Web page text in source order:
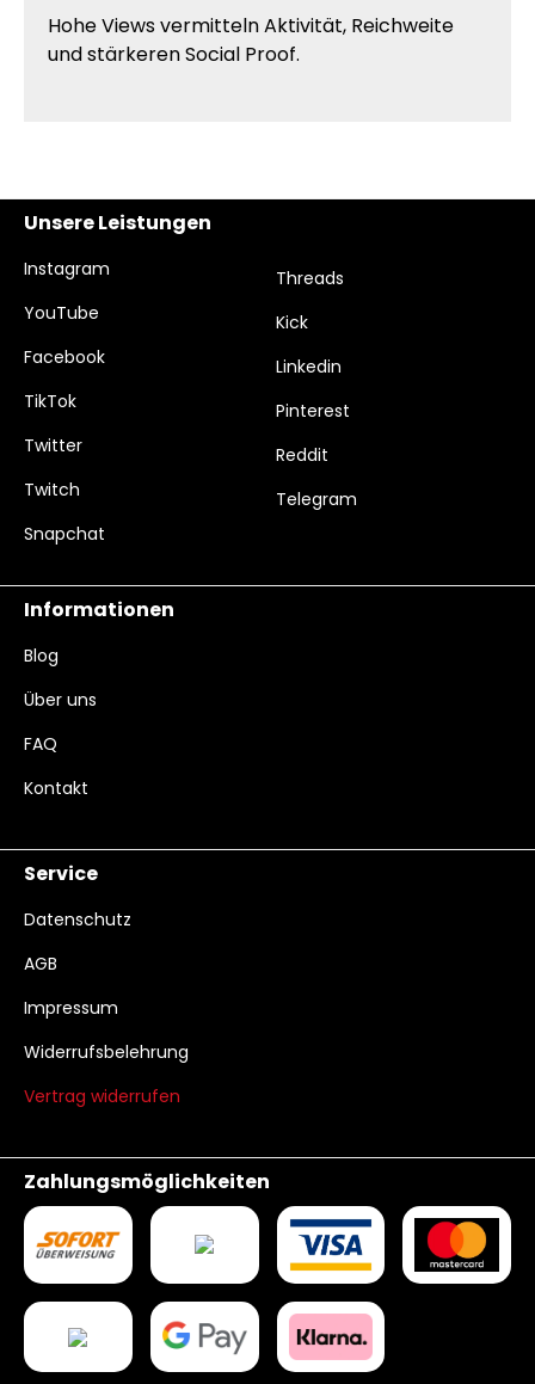
Hohe Views vermitteln Aktivität, Reichweite
und stärkeren Social Proof.
Unsere Leistungen
Instagram
YouTube
Facebook
TikTok
Twitter
Twitch
Snapchat
Threads
Kick
Linkedin
Pinterest
Reddit
Telegram
Informationen
Blog
Über uns
FAQ
Kontakt
Service
Datenschutz
AGB
Impressum
Widerrufsbelehrung
Vertrag widerrufen
Zahlungsmöglichkeiten